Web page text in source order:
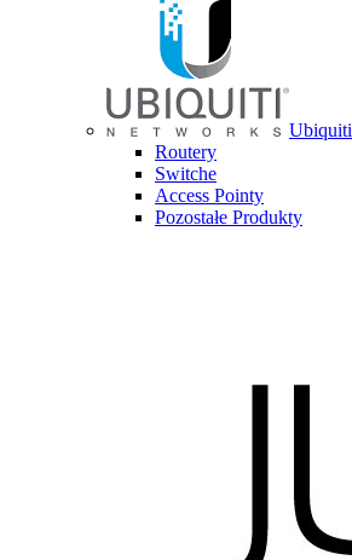
Ubiquiti
Routery
Switche
Access Pointy
Pozostałe Produkty